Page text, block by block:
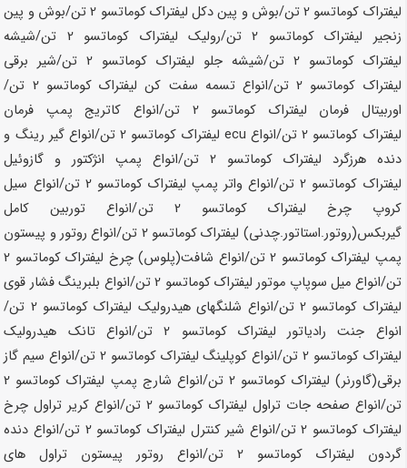
لیفتراک کوماتسو
/بوش و پین دکل لیفتراک کوماتسو
/بوش و پین
زنجیر لیفتراک کوماتسو
/رولیک لیفتراک کوماتسو 2 تن
/شیشه
لیفتراک کوماتسو 2 تن /شیشه جلو لیفتراک کوماتسو
/شیر برقی
لیفتراک کوماتسو
/انواع تسمه سفت کن لیفتراک کوماتسو 2 تن
/
اوربیتال فرمان لیفتراک کوماتسو 2 تن
/انواع کاتریج پمپ فرمان
لیفتراک کوماتسو
/انواع ecu لیفتراک کوماتسو
/انواع گیر رینگ و
دنده هرزگرد لیفتراک کوماتسو 2 تن
/انواع پمپ انژکتور و گازوئیل
لیفتراک کوماتسو
/انواع واتر پمپ لیفتراک کوماتسو 2 تن
/انواع سیل
کروپ چرخ لیفتراک کوماتسو 2 تن
/انواع توربین کامل
گیربکس(روتور.استاتور.چدنی) لیفتراک کوماتسو 2 تن
/انواع روتور و پیستون
پمپ لیفتراک کوماتسو
/انواع شافت(پلوس) چرخ لیفتراک کوماتسو 2
تن/انواع میل سوپاپ موتور لیفتراک کوماتسو
/انواع بلبرینگ فشار قوی
لیفتراک کوماتسو 2 تن /انواع شلنگهای هیدرولیک لیفتراک کوماتسو 2 تن
/
انواع جنت رادیاتور لیفتراک کوماتسو
/انواع تانک هیدرولیک
لیفتراک کوماتسو 2 تن /انواع کوپلینگ لیفتراک کوماتسو 2 تن
/انواع سیم گاز
برقی(گاورنر) لیفتراک کوماتسو 2 تن /انواع شارج پمپ لیفتراک کوماتسو 2
تن/انواع صفحه جات تراول لیفتراک کوماتسو
/انواع کریر تراول چرخ
لیفتراک کوماتسو
/انواع شیر کنترل لیفتراک کوماتسو 2 تن
/انواع دنده
گردون لیفتراک کوماتسو 2 تن
/انواع روتور پیستون تراول های